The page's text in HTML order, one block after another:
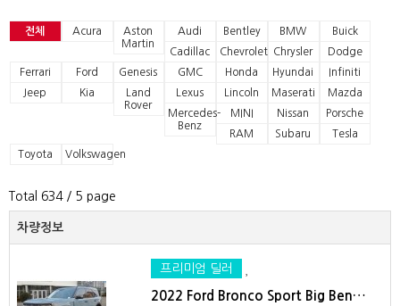
전체 Acura
Aston
Martin
Audi Bentley BMW
Buick
Cadillac
Chevrolet Chrysler
Dodge
Ferrari
Ford Genesis GMC Honda Hyundai
Infiniti
Jeep
Kia
Land
Rover
Lexus Lincoln Maserati
Mazda
Mercedes-
Benz
MINI Nissan
Porsche
RAM
Subaru
Tesla
Toyota
Volkswagen
Total 634/ 5 page
차량정보
프리미엄 딜러
2022 Ford Bronco Sport Big Ben…